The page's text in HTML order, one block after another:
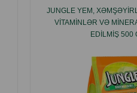
JUNGLE YEM,
VITAMINLƏR VƏ
EDILMIŞ 500